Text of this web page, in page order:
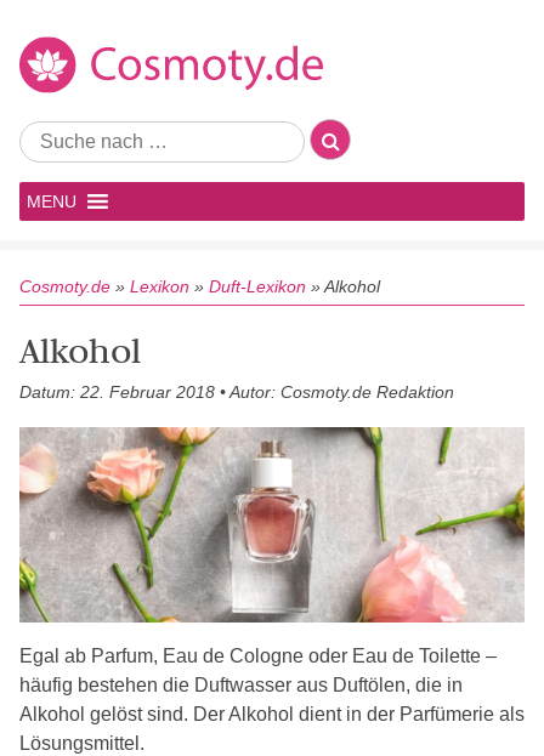
MENU
Cosmoty.de » Lexikon » Duft-Lexikon »Alkohol
Alkohol
Datum: 22. Februar 2018 • Autor: Cosmoty.de Redaktion
Egal ab Parfum, Eau de Cologne oder Eau de Toilette –
häufig bestehen die Duftwasser aus Duftölen, die in
Alkohol gelöst sind. Der Alkohol dient in der Parfümerie als
Lösungsmittel.